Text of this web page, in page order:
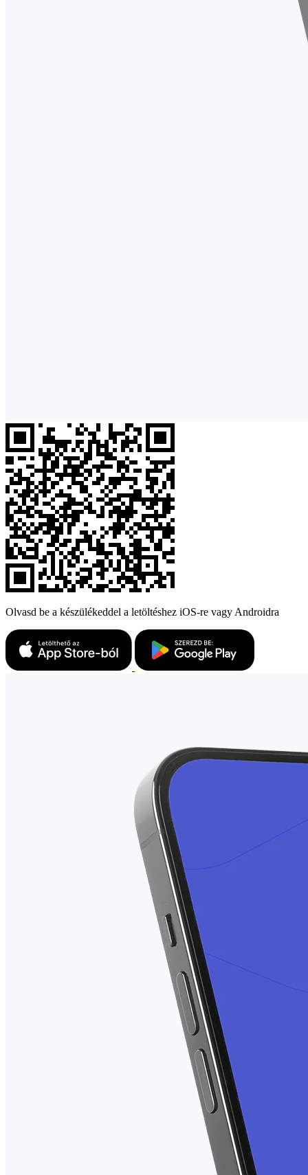
Olvasd be a készülékeddel a letöltéshez iOS-re vagy Androidra